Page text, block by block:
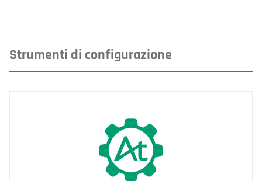
Strumenti di configurazione